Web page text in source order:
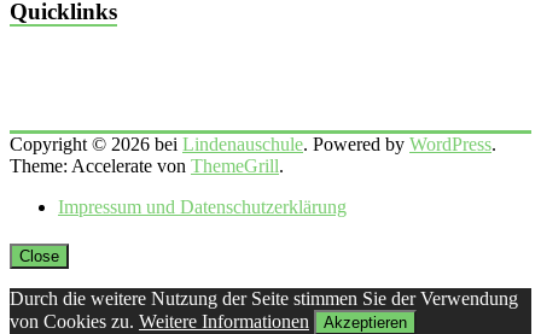
Quicklinks
Copyright © 2026 bei Lindenauschule. Powered by WordPress.
Theme: Accelerate von ThemeGrill.
Impressum und Datenschutzerklärung
Close
Durch die weitere Nutzung der Seite stimmen Sie der Verwendung
von Cookies zu. Weitere Informationen Akzeptieren